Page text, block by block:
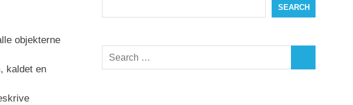
objekterne
kaldet en
SEARCH
Search